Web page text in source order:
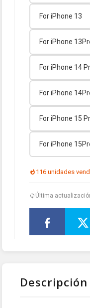
For iPhone 13
For iPhone
For iPhone 14
For iPhone
For iPhone 15
For iPhone
116 unidades
Última
Descripción